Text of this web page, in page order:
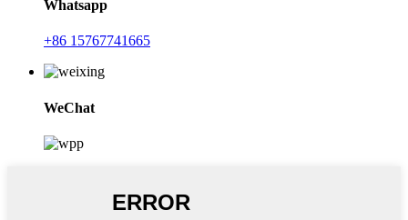
Whatsapp
+86 15767741665
WeChat